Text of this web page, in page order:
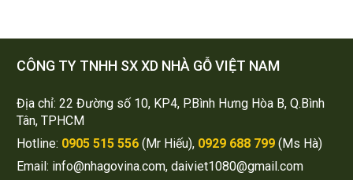
CÔNG TY TNHH SX XD NHÀ GỖ VIỆT NAM
Địa chỉ: 22 Đường số 10, KP4, P.Bình Hưng Hòa B, Q.Bình
Tân, TPHCM
Hotline: 0905 515 556(Mr Hiếu), 0929 688 799(Ms Hà)
Email: info@nhagovina.com, daiviet1080@gmail.com